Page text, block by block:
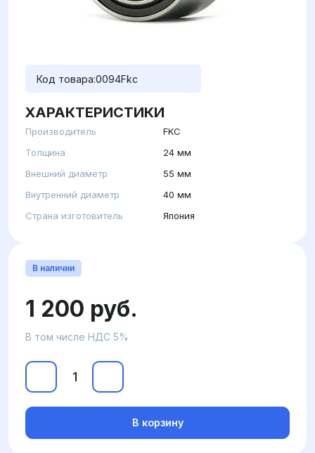
Код товара:0094Fkc
ХАРАКТЕРИСТИКИ
Производитель
FKC
Толщина
24 мм
Внешний диаметр
55 мм
Внутренний диаметр
40 мм
Страна изготовитель
Япония
В наличии
1 200 руб.
В том числе НДС 5%
В корзину